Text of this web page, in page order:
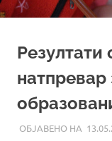
на
натпревар